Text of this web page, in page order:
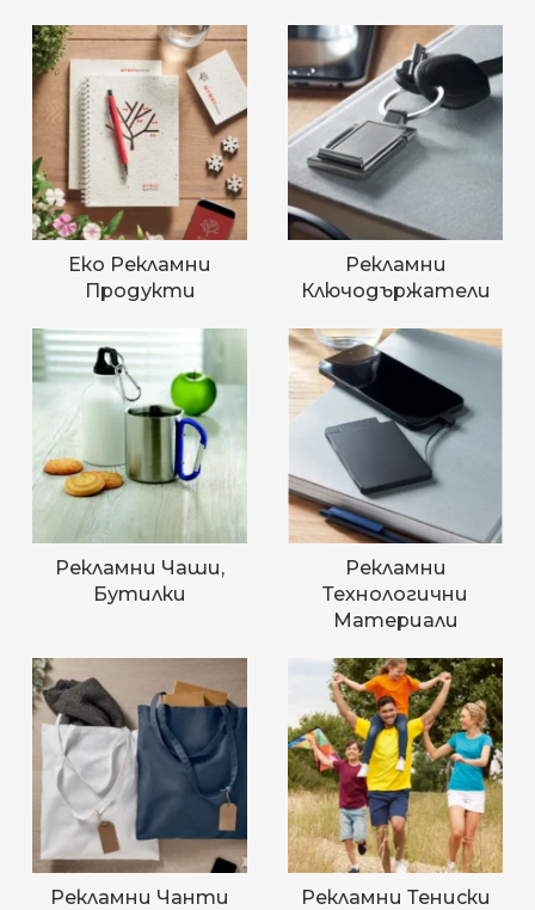
Еко Рекламни
Продукти
Рекламни
Ключодържатели
Рекламни Чаши,
Бутилки
Рекламни
Технологични
Материали
Рекламни Чанти Рекламни Тениски